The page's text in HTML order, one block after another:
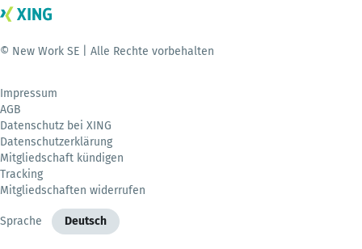
© New Work SE | Alle Rechte vorbehalten
Impressum
AGB
Datenschutz bei XING
Datenschutzerklärung
Mitgliedschaft kündigen
Tracking
Mitgliedschaften widerrufen
Sprache Deutsch